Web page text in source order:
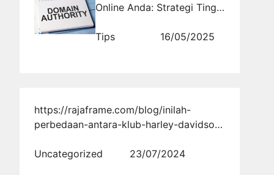
Online Anda: Strategi Tinggi
Tips
16/05/2025
https://rajaframe.com/blog/inilah-
perbedaan-antara-klub-harley-davidson-
5fbbe3b714#google_vignette
Uncategorized 23/07/2024